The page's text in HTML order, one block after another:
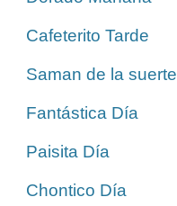
Cafeterito Tarde
Saman de la suerte
Fantástica Día
Paisita Día
Chontico Día